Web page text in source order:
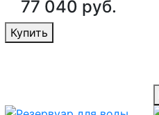
77 040 руб.
Купить